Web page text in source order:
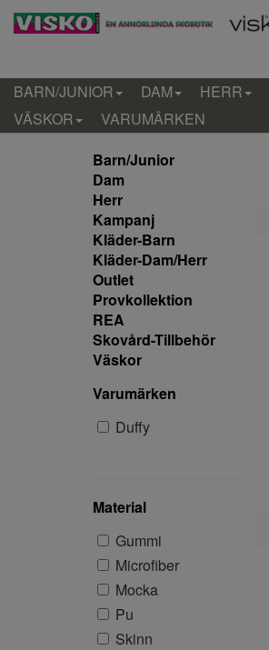
BARN/JUNIOR DAM HERR
VÄSKOR
VARUMÄRKEN
Barn/Junior
Dam
Herr
Kampanj
Kläder-Barn
Kläder-Dam/Herr
Outlet
Provkollektion
REA
Skovård-Tillbehör
Väskor
Varumärken
Duffy
Material
Gummi
Microfiber
Mocka
Pu
Skinn